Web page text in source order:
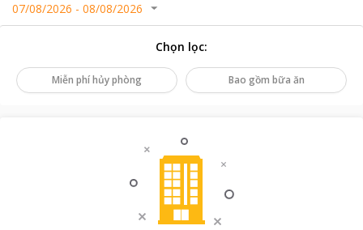
07/08/2026 - 08/08/2026
Chọn lọc:
Miễn phí hủy phòng Bao gồm bữa ăn